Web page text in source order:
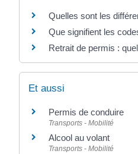
Quelles sont les
Que signifient les
Retrait de permis :
Et aussi
Permis de conduire
Transports - Mobilité
Alcool au volant
Transports - Mobilité